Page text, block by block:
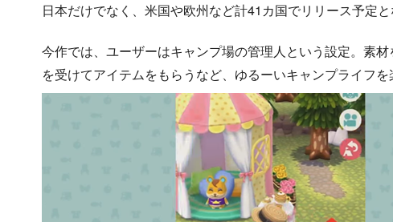
日本だけでなく、米国や欧州など計41カ国でリリース予定と
今作では、ユーザーはキャンプ場の管理人という設定。素
を受けてアイテムをもらうなど、ゆるーいキャンプライフを